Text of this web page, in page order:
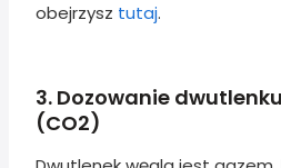
obejrzysz tutaj.
3. Dozowanie
(CO2)